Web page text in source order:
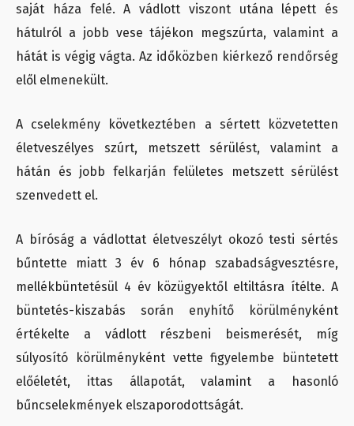
saját háza felé. A vádlott viszont utána lépett és
hátulról a jobb vese tájékon megszúrta, valamint a
hátát is végig vágta. Az időközben kiérkező rendőrség
elől elmenekült.
A cselekmény következtében a sértett közvetetten
életveszélyes szúrt, metszett sérülést, valamint a
hátán és jobb felkarján felületes metszett sérülést
szenvedett el.
A bíróság a vádlottat életveszélyt okozó testi sértés
bűntette miatt 3 év 6 hónap szabadságvesztésre,
mellékbüntetésül 4 év közügyektől eltiltásra ítélte. A
büntetés-kiszabás során enyhítő körülményként
értékelte a vádlott részbeni beismerését, míg
súlyosító körülményként vette figyelembe büntetett
előéletét, ittas állapotát, valamint a hasonló
bűncselekmények elszaporodottságát.